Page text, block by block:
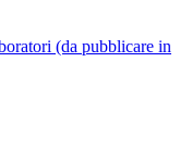
(da pubblicare in